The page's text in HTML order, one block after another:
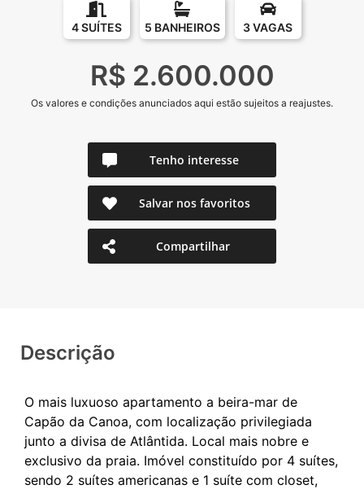
4 SUÍTES 5 BANHEIROS 3 VAGAS
R$ 2.600.000
Os valores e condições anunciados aqui estão sujeitos a reajustes.
Tenho interesse
Salvar nos favoritos
Compartilhar
Descrição
O mais luxuoso apartamento a beira-mar de
Capão da Canoa, com localização privilegiada
junto a divisa de Atlântida. Local mais nobre e
exclusivo da praia. Imóvel constituído por 4 suítes,
sendo 2 suítes americanas e 1 suíte com closet,